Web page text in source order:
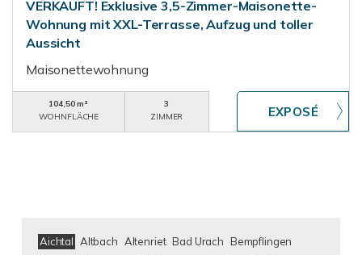
VERKAUFT! Exklusive 3,5-Zimmer-Maisonette-
Wohnung mit XXL-Terrasse, Aufzug und toller
Aussicht
Maisonettewohnung
104,50 m²
WOHNFLÄCHE
3
ZIMMER
Aichtal Altbach Altenriet Bad Urach
Bempflingen